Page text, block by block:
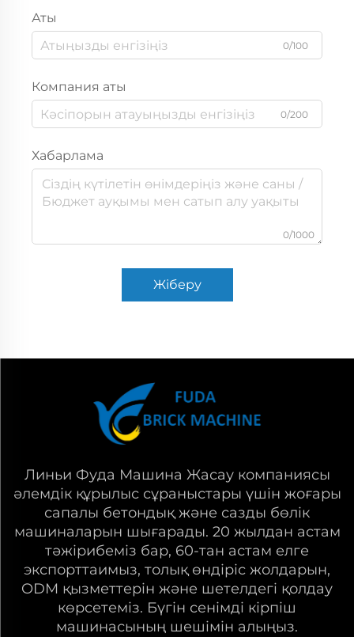
Аты
0/100
Компания аты
0/200
Хабарлама
0/1000
Жіберу
Линьи Фуда Машина Жасау компаниясы
әлемдік құрылыс сұраныстары үшін жоғары
сапалы бетондық және сазды бөлік
машиналарын шығарады. 20 жылдан астам
тәжірибеміз бар, 60-тан астам елге
экспорттаимыз, толық өндіріс жолдарын,
ODM қызметтерін және шетелдегі қолдау
көрсетеміз. Бүгін сенімді кірпіш
машинасының шешімін алыңыз.